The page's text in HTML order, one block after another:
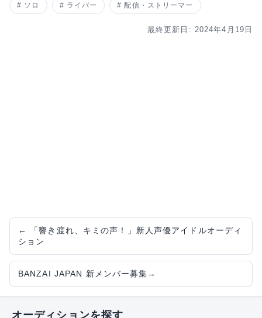
ソロ ライバー 配信・ストリーマー
最終更新日: 2024年4月19日
←
「響き渡れ、キミの声！」新人声優アイドルオーディ
ション
BANZAI JAPAN 新メンバー募集→
オーディションを探す